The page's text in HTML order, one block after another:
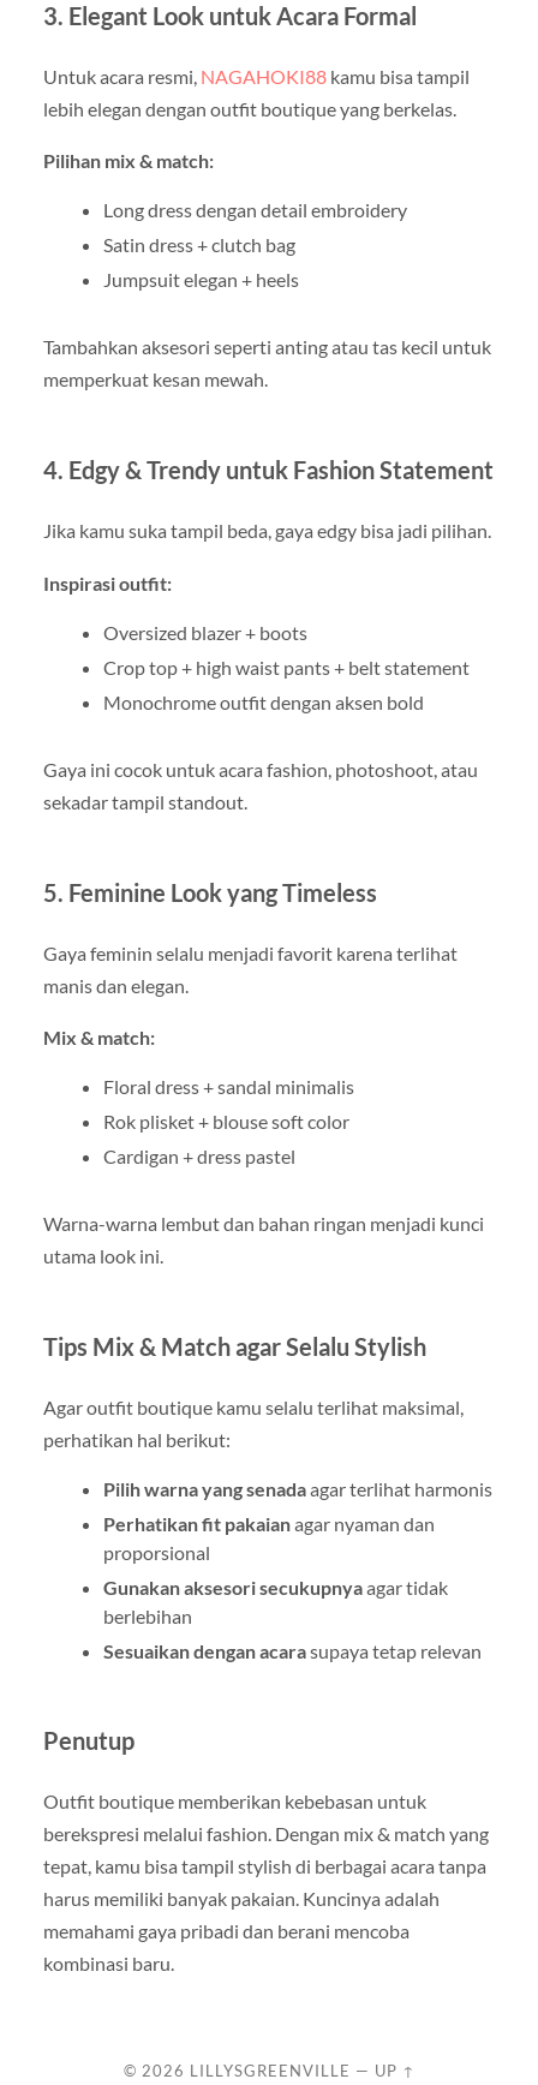
3. Elegant Look untuk Acara Formal
Untuk acara resmi, NAGAHOKI88kamu bisa tampil
lebih elegan dengan outfit boutique yang berkelas.
Pilihan mix & match:
Long dress dengan detail embroidery
Satin dress + clutch bag
Jumpsuit elegan + heels
Tambahkan aksesori seperti anting atau tas kecil untuk
memperkuat kesan mewah.
4. Edgy & Trendy untuk Fashion Statement
Jika kamu suka tampil beda, gaya edgy bisa jadi pilihan.
Inspirasi outfit:
Oversized blazer + boots
Crop top + high waist pants + belt statement
Monochrome outfit dengan aksen bold
Gaya ini cocok untuk acara fashion, photoshoot, atau
sekadar tampil standout.
5. Feminine Look yang Timeless
Gaya feminin selalu menjadi favorit karena terlihat
manis dan elegan.
Mix & match:
Floral dress + sandal minimalis
Rok plisket + blouse soft color
Cardigan + dress pastel
Warna-warna lembut dan bahan ringan menjadi kunci
utama look ini.
Tips Mix & Match agar Selalu Stylish
Agar outfit boutique kamu selalu terlihat maksimal,
perhatikan hal berikut:
Pilih warna yang senadaagar terlihat harmonis
Perhatikan fit pakaianagar nyaman dan
proporsional
Gunakan aksesori secukupnyaagar tidak
berlebihan
Sesuaikan dengan acarasupaya tetap relevan
Penutup
Outfit boutique memberikan kebebasan untuk
berekspresi melalui fashion. Dengan mix & match yang
tepat, kamu bisa tampil stylish di berbagai acara tanpa
harus memiliki banyak pakaian. Kuncinya adalah
memahami gaya pribadi dan berani mencoba
kombinasi baru.
© 2026 LILLYSGREENVILLE — UP ↑